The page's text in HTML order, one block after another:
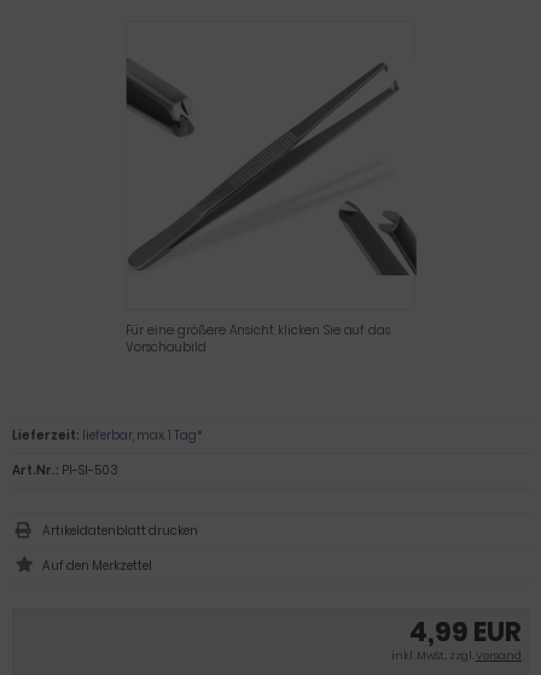
Für eine größere Ansicht klicken Sie auf das
Vorschaubild
4,99 EUR
inkl .MwSt., zzgl.Versand
Lieferzeit: lieferbar, max. 1 Tag*
Art.Nr.: PI-SI-503
Artikeldatenblatt drucken